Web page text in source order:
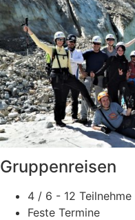
Gruppenreisen
4 / 6 - 12 Teilnehme
Feste Termine